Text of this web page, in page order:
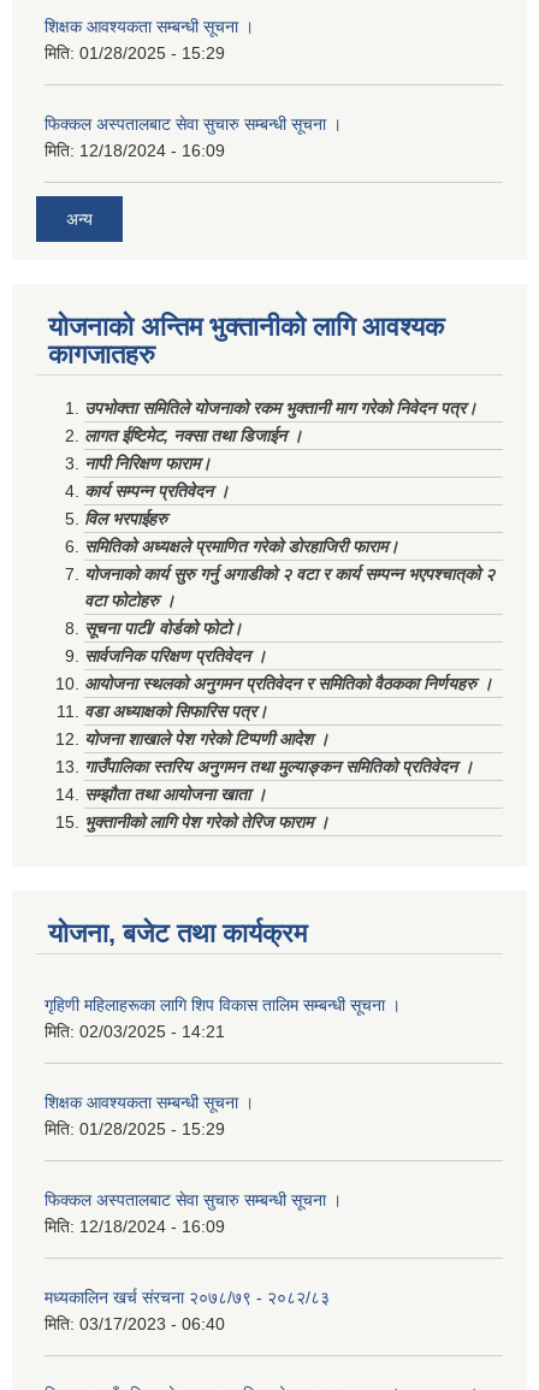
शिक्षक आवश्यकता सम्बन्धी सूचना ।
मिति: 01/28/2025 - 15:29
फिक्कल अस्पतालबाट सेवा सुचारु सम्बन्धी सूचना ।
मिति: 12/18/2024 - 16:09
अन्य
योजनाको अन्तिम भुक्तानीको लागि आवश्यक
कागजातहरु
उपभोक्ता समितिले योजनाको रकम भुक्तानी माग गरेको निवेदन पत्र।
लागत ईष्टिमेट, नक्सा तथा डिजाईन ।
नापी निरिक्षण फाराम।
कार्य सम्पन्न प्रतिवेदन ।
विल भरपाईहरु
समितिको अध्यक्षले प्रमाणित गरेको डोरहाजिरी फाराम।
योजनाको कार्य सुरु गर्नु अगाडीको २ वटा र कार्य सम्पन्न भएपश्चात्‌को २
वटा फोटोहरु ।
सूचना पाटी/ वोर्डको फोटो।
सार्वजनिक परिक्षण प्रतिवेदन ।
आयोजना स्थलको अनुगमन प्रतिवेदन र समितिको वैठकका निर्णयहरु ।
वडा अध्याक्षको सिफारिस पत्र।
योजना शाखाले पेश गरेको टिप्पणी आदेश ।
गाउँपालिका स्तरिय अनुगमन तथा मुल्याङ्कन समितिको प्रतिवेदन ।
सम्झौता तथा आयोजना खाता ।
भुक्तानीको लागि पेश गरेको तेरिज फाराम ।
योजना, बजेट तथा कार्यक्रम
गृहिणी महिलाहरूका लागि शिप विकास तालिम सम्बन्धी सूचना ‌।
मिति: 02/03/2025 - 14:21
शिक्षक आवश्यकता सम्बन्धी सूचना ।
मिति: 01/28/2025 - 15:29
फिक्कल अस्पतालबाट सेवा सुचारु सम्बन्धी सूचना ।
मिति: 12/18/2024 - 16:09
मध्यकालिन खर्च संरचना २०७८/७९ - २०८२/८३
मिति: 03/17/2023 - 06:40